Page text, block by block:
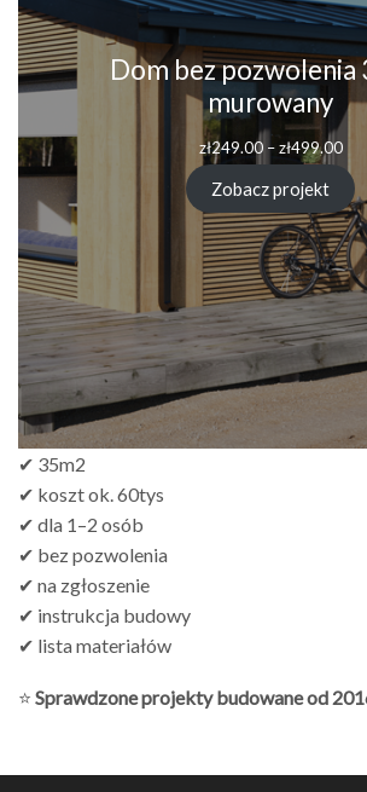
Dom bez pozwolenia
murowany
zł249.00 – zł499.00
od
do
Zobacz projekt
✔ 35m2
✔ koszt ok. 60tys
✔ dla 1–2 osób
✔ bez pozwolenia
✔ na zgłoszenie
✔ instrukcja budowy
✔ lista materiałów
⭐ Sprawdzone projekty budowane od